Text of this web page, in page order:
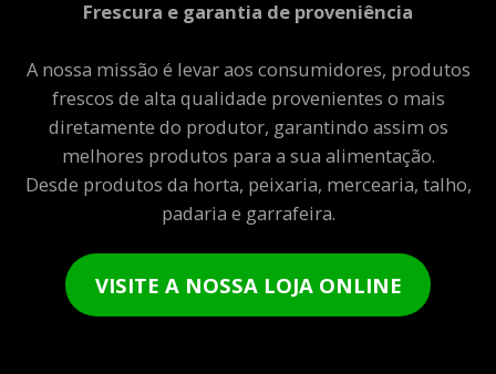
Frescura e garantia de proveniência
A nossa missão é levar aos consumidores, produtos
frescos de alta qualidade provenientes o mais
diretamente do produtor, garantindo assim os
melhores produtos para a sua alimentação.
Desde produtos da horta, peixaria, mercearia, talho,
padaria e garrafeira.
VISITE A NOSSA LOJA ONLINE